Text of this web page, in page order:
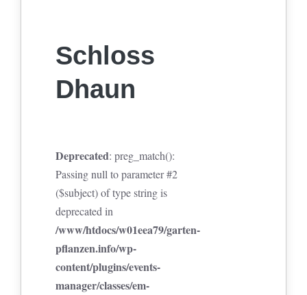
Schloss
Dhaun
Deprecated: preg_match():
Passing null to parameter #2
($subject) of type string is
deprecated in
/www/htdocs/w01eea79/garten-
pflanzen.info/wp-
content/plugins/events-
manager/classes/em-